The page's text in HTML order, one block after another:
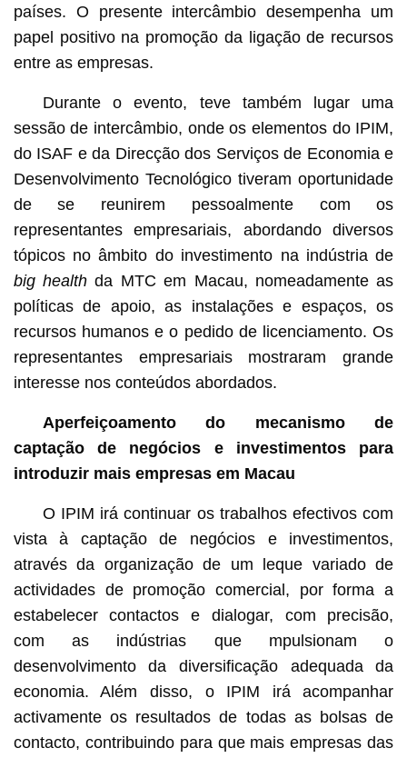
países. O presente intercâmbio desempenha um
papel positivo na promoção da ligação de recursos
entre as empresas.
Durante o evento, teve também lugar uma
sessão de intercâmbio, onde os elementos do IPIM,
do ISAF e da Direcção dos Serviços de Economia e
Desenvolvimento Tecnológico tiveram oportunidade
de se reunirem pessoalmente com os
representantes empresariais, abordando diversos
tópicos no âmbito do investimento na indústria de
big health da MTC em Macau, nomeadamente as
políticas de apoio, as instalações e espaços, os
recursos humanos e o pedido de licenciamento. Os
representantes empresariais mostraram grande
interesse nos conteúdos abordados.
Aperfeiçoamento do mecanismo de
captação de negócios e investimentos para
introduzir mais empresas em Macau
O IPIM irá continuar os trabalhos efectivos com
vista à captação de negócios e investimentos,
através da organização de um leque variado de
actividades de promoção comercial, por forma a
estabelecer contactos e dialogar, com precisão,
com as indústrias que mpulsionam o
desenvolvimento da diversificação adequada da
economia. Além disso, o IPIM irá acompanhar
activamente os resultados de todas as bolsas de
contacto, contribuindo para que mais empresas das